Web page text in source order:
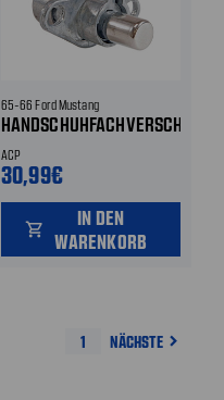
65-66 Ford Mustang
HANDSCHUHFACHVERSCHLUSS
ACP
30,99€
shopping_cart
IN DEN
WARENKORB
1 NÄCHSTE navigate_next